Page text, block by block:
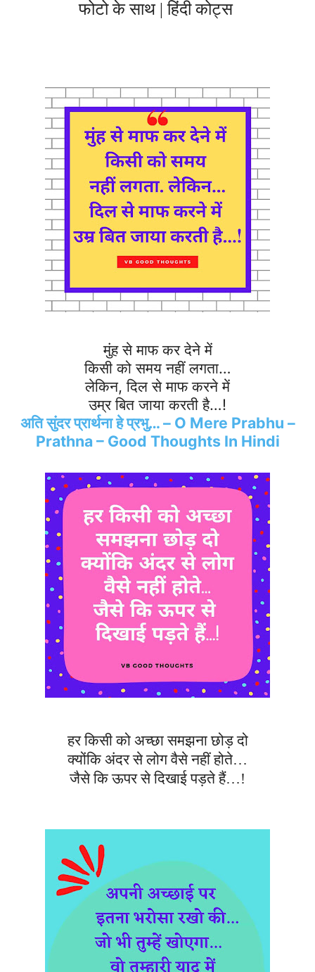
फोटो के साथ | हिंदी कोट्स
मुंह से माफ कर देने में
किसी को समय नहीं लगता…
लेकिन,दिल से माफ करने में
उम्र बित जाया करती है…!
अति सुंदर प्रार्थना हे प्रभु… – O Mere Prabhu –
Prathna – Good Thoughts In Hindi
हर किसी को अच्छा समझना छोड़ दो
क्योंकि अंदर से लोग वैसे नहीं होते…
जैसे कि ऊपर से दिखाई पड़ते हैं…!